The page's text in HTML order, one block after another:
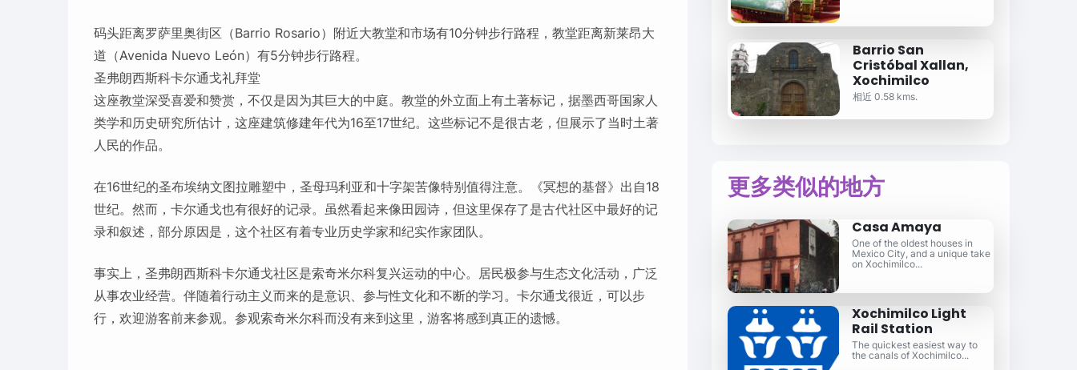
码头距离罗萨里奥街区（Barrio Rosario）附近大教堂和市场有10分钟步行路程，教堂距离新莱昂大
道（Avenida Nuevo León）有5分钟步行路程。
圣弗朗西斯科卡尔通戈礼拜堂
这座教堂深受喜爱和赞赏，不仅是因为其巨大的中庭。教堂的外立面上有土著标记，据墨西哥国家人
类学和历史研究所估计，这座建筑修建年代为16至17世纪。这些标记不是很古老，但展示了当时土著
人民的作品。
在16世纪的圣布埃纳文图拉雕塑中，圣母玛利亚和十字架苦像特别值得注意。《冥想的基督》出自18
世纪。然而，卡尔通戈也有很好的记录。虽然看起来像田园诗，但这里保存了是古代社区中最好的记
录和叙述，部分原因是，这个社区有着专业历史学家和纪实作家团队。
事实上，圣弗朗西斯科卡尔通戈社区是索奇米尔科复兴运动的中心。居民极参与生态文化活动，广泛
从事农业经营。伴随着行动主义而来的是意识、参与性文化和不断的学习。卡尔通戈很近，可以步
行，欢迎游客前来参观。参观索奇米尔科而没有来到这里，游客将感到真正的遗憾。
Barrio San
Cristóbal Xallan,
Xochimilco
相近 0.58 kms.
更多类似的地方
Casa Amaya
One of the oldest houses in
Mexico City, and a unique take
on Xochimilco...
Xochimilco Light
Rail Station
The quickest easiest way to
the canals of Xochimilco...